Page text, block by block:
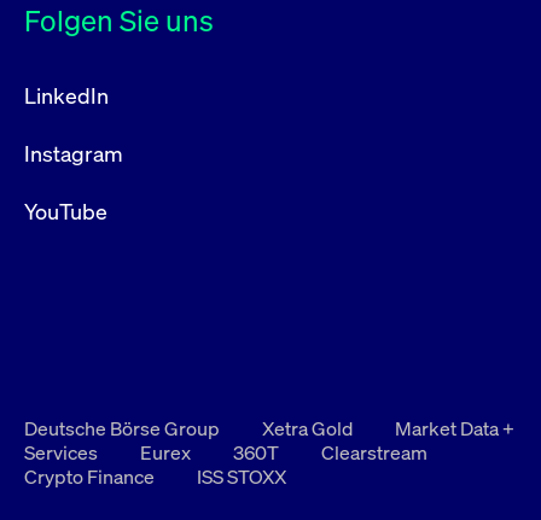
Folgen Sie uns
LinkedIn
Instagram
YouTube
Deutsche Börse Group Xetra Gold
Market Data +
Services
Eurex 360T
Clearstream
Crypto Finance
ISS STOXX